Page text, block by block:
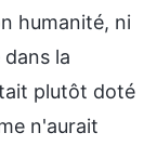
humanité, ni
la
plutôt doté
n'aurait